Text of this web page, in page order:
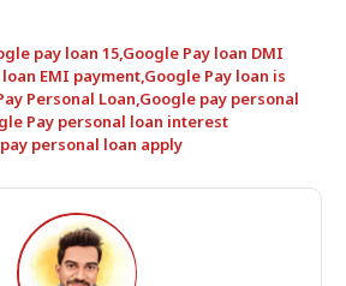
pay loan 15,Google Pay loan DMI
EMI payment,Google Pay loan is
Personal Loan,Google pay personal
Pay personal loan interest
personal loan apply